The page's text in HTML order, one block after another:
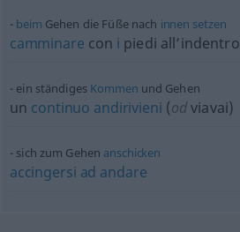
beim Gehen die Füße nach innen setzen
camminare con i piedi all’indentro
ein ständiges Kommen und Gehen
un continuo andirivieni (odviavai)
sich zum Gehen anschicken
accingersi ad andare